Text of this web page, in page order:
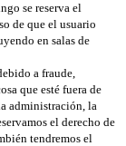
se reserva el
de que el usuario
en salas de
a fraude,
que esté fuera de
administración, la
el derecho de
tendremos el